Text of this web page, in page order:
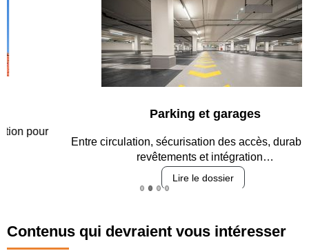
Parking et garages
Entre circulation, sécurisation des accès, durabilité des
revêtements et intégration…
Lire le dossier
Contenus qui devraient vous intéresser